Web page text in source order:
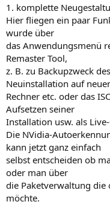
1. komplette
Hier fliegen ein paar
wurde über
das Anwendungsmenü
Remaster Tool,
z. B. zu Backupzweck
Neuinstallation auf
Rechner etc. oder das
Aufsetzen seiner
Installation usw. als
Die NVidia-
kann jetzt ganz einfach
selbst entscheiden ob
oder man über
die Paketverwaltung die
möchte.